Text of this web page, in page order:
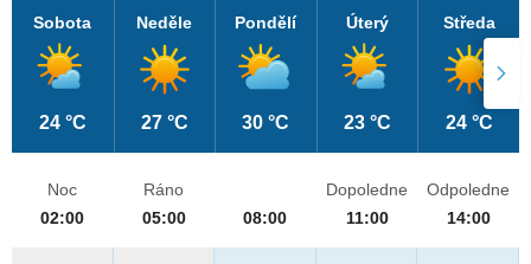
Sobota
24 °C
Neděle
27 °C
Pondělí
30 °C
Úterý
23 °C
Středa
24 °C
Noc
02:00
Ráno
05:00
08:00
Dopoledne
11:00
Odpoledne
14:00